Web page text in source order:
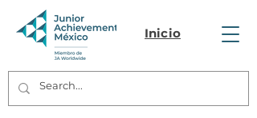
Inicio